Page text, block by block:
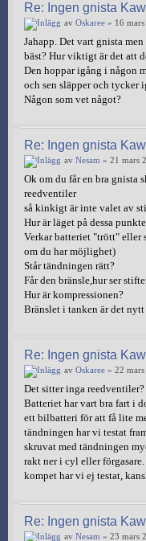
Re: Ingen gnista
av Oskaree » 16
Jahapp. Det vart gnista
bäst? Hur viktigt är det att
Den hoppar igång i någon
och sen släpper och tycker
Någon som vet något?
Re: Ingen gnista
av Nesam » 21 mars
Ok om du får en bra gnista
reedventiler
så kinkigt är inte valet av
Hur är läget på dessa
Verkar batteriet "trött" eller
om du har möjlighet)
Står tändningen rätt?
Får den bränsle,hur ser
Hur är kompressionen?
Bränslet i tanken är det
Re: Ingen gnista
av Oskaree » 22
Det sitter inga reedventiler?
Batteriet har vart bra fart i
ett bilbatteri för att få lite
tändningen har vi testat
skruvat med tändningen
rakt ner i cyl eller förgasare.
kompet har vi ej testat,
Re: Ingen gnista
av Nesam » 23 mars